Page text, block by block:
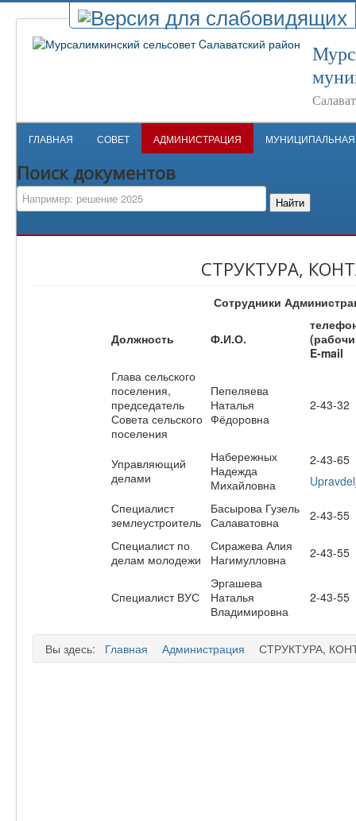
ГЛАВНАЯ СОВЕТ АДМИНИСТРАЦИЯ
Поиск документов
Найти
СТРУКТУРА,
Сотрудники
Должность Ф.И.О.
E-mail
Глава сельского
поселения,
председатель
Совета сельского
поселения
Пепеляева
Наталья
Фёдоровна
2-43-32
Управляющий
делами
Набережных
Надежда
Михайловна
2-43-65
Специалист
землеустроитель
Басырова Гузель
Салаватовна
2-43-55
Специалист по
делам молодежи
Сиражева Алия
Нагимулловна
2-43-55
Специалист ВУС
Эргашева
Наталья
Владимировна
2-43-55
Вы здесь: Главная Администрация СТРУКТУРА,